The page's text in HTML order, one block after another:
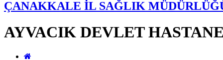
ÇANAKKALE İL SAĞLIK
AYVACIK DEVLET